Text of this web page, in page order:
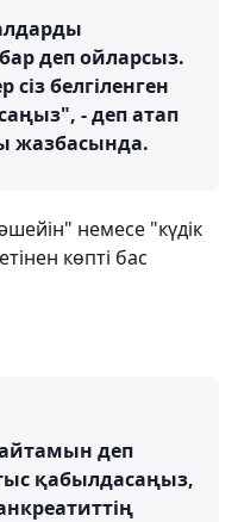
деп ойларсыз.
белгіленген
- деп атап
жазбасында.
немесе "күдік
көпті бас
деп
қабылдасаңыз,